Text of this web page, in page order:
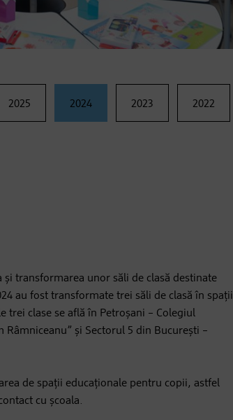
2025 2024 2023 2022
transformarea unor săli de clasă destinate
au fost transformate trei săli de clasă în spații
clase se află în Petroșani – Colegiul
Râmniceanu” și Sectorul 5 din București –
de spații educaționale pentru copii, astfel
cu școala.